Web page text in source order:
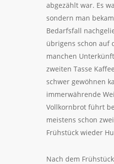
abgezählt war. Es
sondern man
Bedarfsfall
übrigens schon auf
manchen
zweiten Tasse
schwer gewöhnen
immerwährende
Vollkornbrot führt
meistens schon
Frühstück wieder
Nach dem